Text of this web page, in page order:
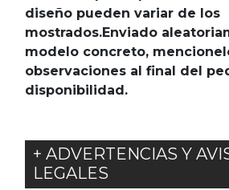
diseño pueden variar de los
mostrados.Enviado
modelo concreto,
observaciones al final del
disponibilidad.
+ ADVERTENCIAS Y
LEGALES